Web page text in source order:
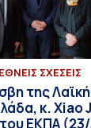
ΣΧΕΣΕΙΣ
της
κ.
ΕΚΠΑ